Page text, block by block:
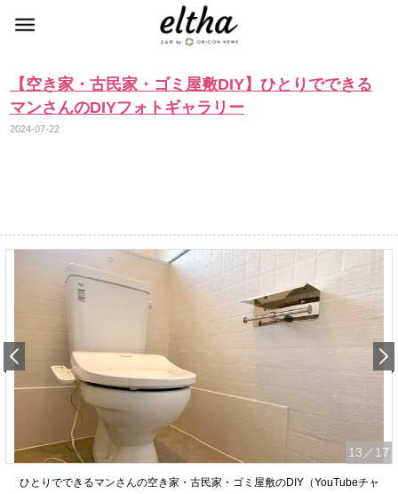
【空き家・古民家・ゴミ屋敷DIY】ひとりでできる
マンさんのDIYフォトギャラリー
2024-07-22
13 ／17
ひとりでできるマンさんの空き家・古民家・ゴミ屋敷のDIY（YouTubeチャ